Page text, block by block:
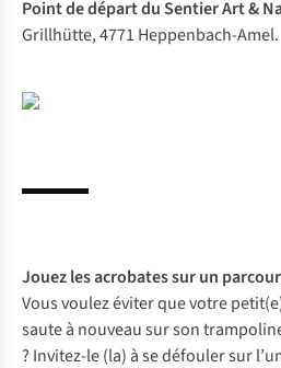
Point de départ du Sentier Art &
Grillhütte, 4771 Heppenbach-Amel.
Jouez les acrobates sur un
Vous voulez éviter que votre
saute à nouveau sur son
? Invitez-le (la) à se défouler sur